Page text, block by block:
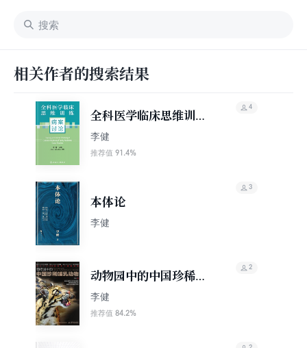
相关作者的搜索结果
全科医学临床思维训
练：病案讨论
李健
推荐值 91.4%
4
本体论
李健
3
动物园中的中国珍稀哺
乳动物
李健
推荐值 84.2%
2